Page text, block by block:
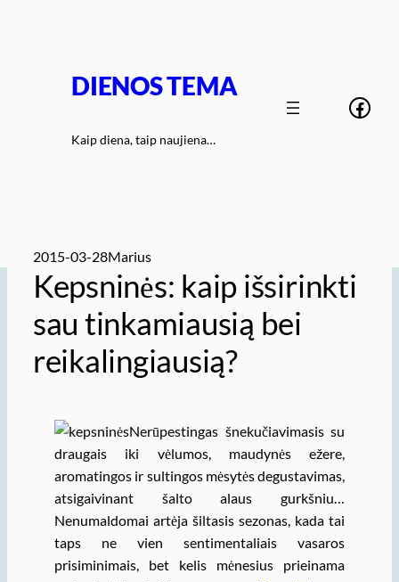
DIENOS TEMA
Kaip diena, taip naujiena…
2015-03-28Marius
Kepsninės: kaip išsirinkti
sau tinkamiausią bei
reikalingiausią?
Nerūpestingas šnekučiavimasis su
draugais iki vėlumos, maudynės ežere,
aromatingos ir sultingos mėsytės degustavimas,
atsigaivinant šalto alaus gurkšniu…
Nenumaldomai artėja šiltasis sezonas, kada tai
taps ne vien sentimentaliais vasaros
prisiminimais, bet kelis mėnesius prieinama